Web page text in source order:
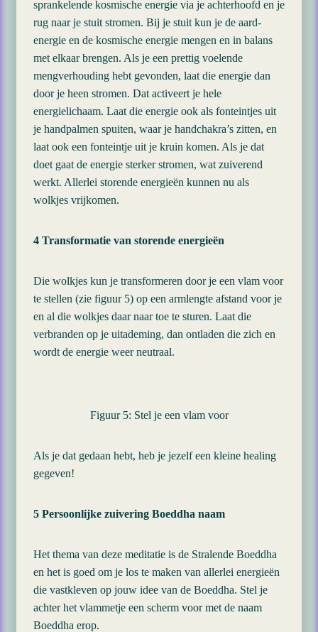
sprankelende kosmische energie via je achterhoofd en je
rug naar je stuit stromen. Bij je stuit kun je de aard-
energie en de kosmische energie mengen en in balans
met elkaar brengen. Als je een prettig voelende
mengverhouding hebt gevonden, laat die energie dan
door je heen stromen. Dat activeert je hele
energielichaam. Laat die energie ook als fonteintjes uit
je handpalmen spuiten, waar je handchakra’s zitten, en
laat ook een fonteintje uit je kruin komen. Als je dat
doet gaat de energie sterker stromen, wat zuiverend
werkt. Allerlei storende energieën kunnen nu als
wolkjes vrijkomen.
4 Transformatie van storende energieën
Die wolkjes kun je transformeren door je een vlam voor
te stellen (zie figuur 5) op een armlengte afstand voor je
en al die wolkjes daar naar toe te sturen. Laat die
verbranden op je uitademing, dan ontladen die zich en
wordt de energie weer neutraal.
Figuur 5: Stel je een vlam voor
Als je dat gedaan hebt, heb je jezelf een kleine healing
gegeven!
5 Persoonlijke zuivering Boeddha naam
Het thema van deze meditatie is de Stralende Boeddha
en het is goed om je los te maken van allerlei energieën
die vastkleven op jouw idee van de Boeddha. Stel je
achter het vlammetje een scherm voor met de naam
Boeddha erop.